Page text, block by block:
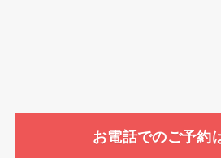
お電話でのご予約